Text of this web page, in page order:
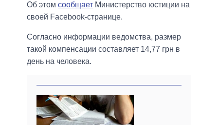
Об этом сообщает Министерство юстиции на
своей Facebook-странице.
Согласно информации ведомства, размер
такой компенсации составляет 14,77 грн в
день на человека.